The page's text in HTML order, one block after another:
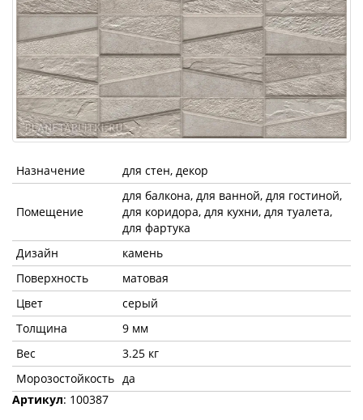
Назначение для стен, декор
Помещение
для балкона, для ванной, для гостиной,
для коридора, для кухни, для туалета,
для фартука
Дизайн
камень
Поверхность
матовая
Цвет
серый
Толщина
9 мм
Вес
3.25 кг
Морозостойкость да
Артикул: 100387